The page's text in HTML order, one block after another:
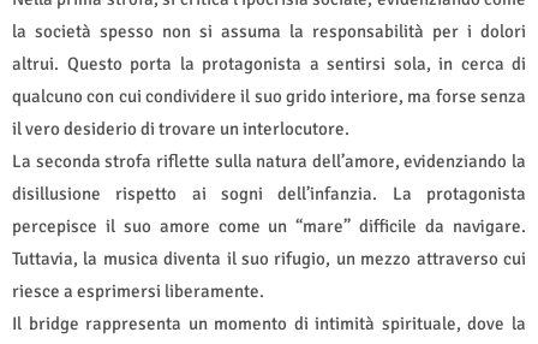
la società spesso non si assuma la responsabilità per i dolori
altrui. Questo porta la protagonista a sentirsi sola, in cerca di
qualcuno con cui condividere il suo grido interiore, ma forse senza
il vero desiderio di trovare un interlocutore.
La seconda strofa riflette sulla natura dell’amore, evidenziando la
disillusione rispetto ai sogni dell’infanzia. La protagonista
percepisce il suo amore come un “mare” difficile da navigare.
Tuttavia, la musica diventa il suo rifugio, un mezzo attraverso cui
riesce a esprimersi liberamente.
Il bridge rappresenta un momento di intimità spirituale, dove la